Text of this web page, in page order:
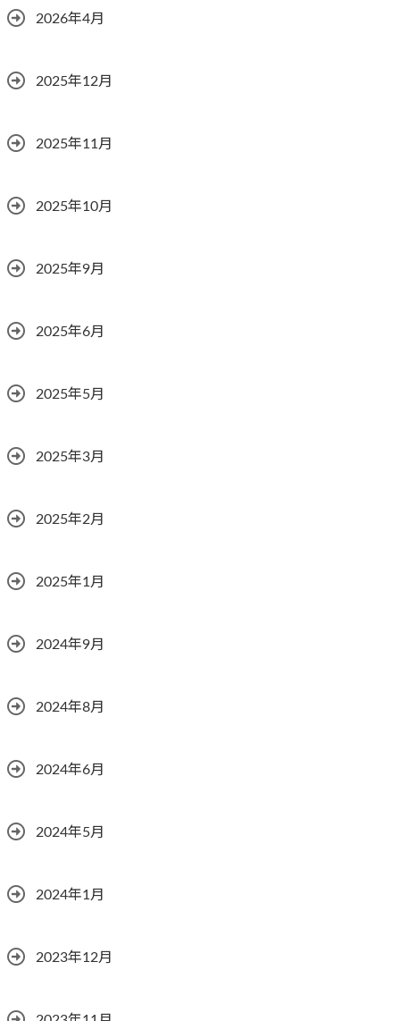
2026年4月
2025年12月
2025年11月
2025年10月
2025年9月
2025年6月
2025年5月
2025年3月
2025年2月
2025年1月
2024年9月
2024年8月
2024年6月
2024年5月
2024年1月
2023年12月